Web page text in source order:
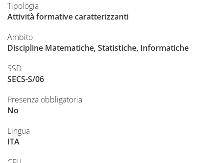
Tipologia
Attività formative caratterizzanti
Ambito
Discipline Matematiche, Statistiche, Informatiche
SSD
SECS-S/06
Presenza obbligatoria
No
Lingua
ITA